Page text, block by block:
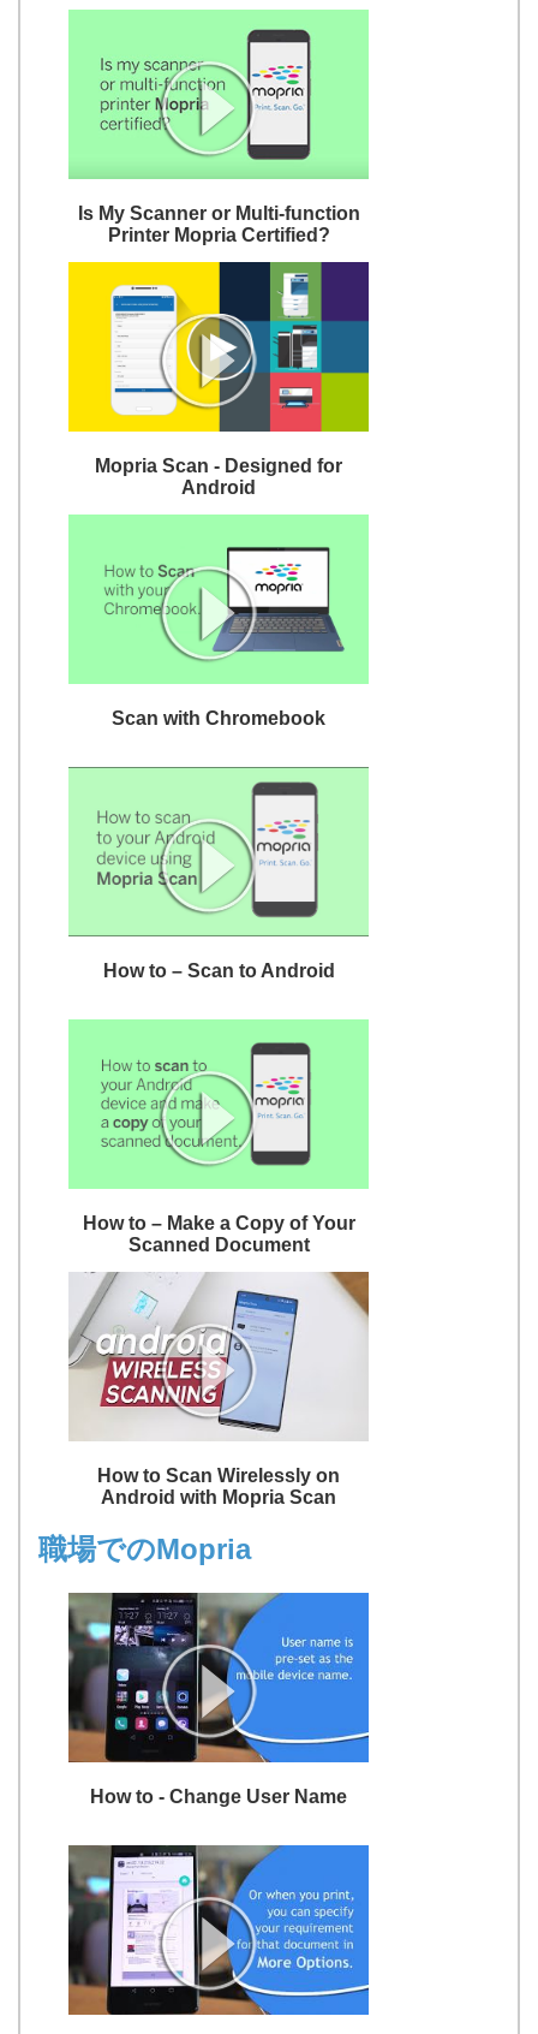
Is My Scanner or Multi-function
Printer Mopria Certified?
Mopria Scan - Designed for
Android
Scan with Chromebook
How to – Scan to Android
How to – Make a Copy of Your
Scanned Document
How to Scan Wirelessly on
Android with Mopria Scan
職場でのMopria
How to - Change User Name